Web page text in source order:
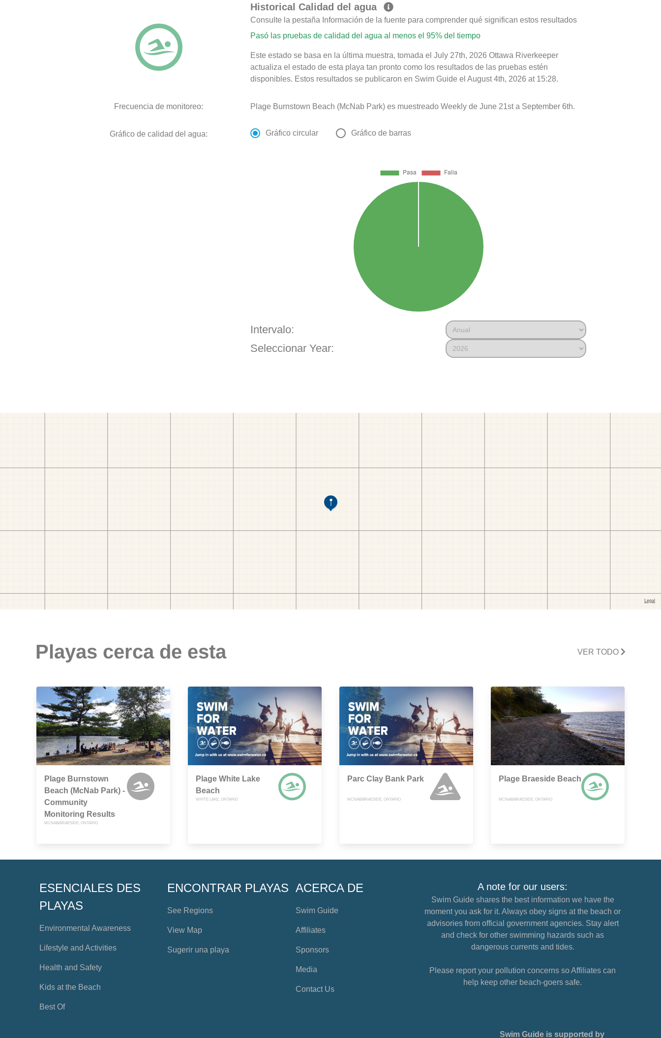
Historical Calidad del agua
Consulte la pestaña Información de la fuente para comprender qué significan estos resultados
Pasó las pruebas de calidad del agua al menos el 95% del tiempo
Este estado se basa en la última muestra, tomada el July 27th, 2026 Ottawa Riverkeeper
actualiza el estado de esta playa tan pronto como los resultados de las pruebas estén
disponibles. Estos resultados se publicaron en Swim Guide el August 4th, 2026 at 15:28.
Frecuencia de monitoreo: Plage Burnstown Beach (McNab Park) es muestreado Weekly de June 21st a September 6th.
Gráfico de calidad del agua: Gráfico circular Gráfico de barras
Intervalo:
Seleccionar Year:
Playas cerca de esta VER TODO
Plage Burnstown
Beach (McNab Park) -
Community
Monitoring Results
MCNAB/BRAESIDE, ONTARIO
Plage White Lake
Beach
WHITE LAKE, ONTARIO
Parc Clay Bank Park
MCNAB/BRAESIDE, ONTARIO
Plage Braeside Beach
MCNAB/BRAESIDE, ONTARIO
ESENCIALES DES
PLAYAS
Environmental Awareness
Lifestyle and Activities
Health and Safety
Kids at the Beach
Best Of
ENCONTRAR PLAYAS
See Regions
View Map
Sugerir una playa
ACERCA DE
Swim Guide
Affiliates
Sponsors
Media
Contact Us
A note for our users:
Swim Guide shares the best information we have the
moment you ask for it. Always obey signs at the beach or
advisories from official government agencies. Stay alert
and check for other swimming hazards such as
dangerous currents and tides.
Please report your pollution concerns so Affiliates can
help keep other beach-goers safe.
Swim Guide is supported by